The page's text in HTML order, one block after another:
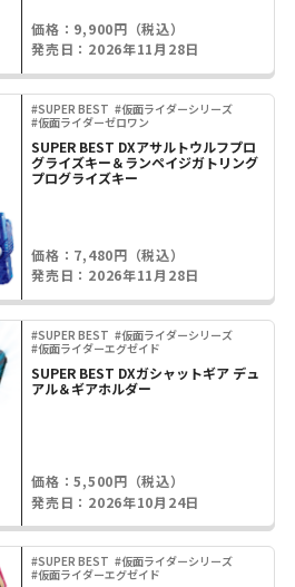
価格：9,900円（税込）
発売日：2026年11月28日
#SUPER BEST #仮面ライダーシリーズ
#仮面ライダーゼロワン
SUPER BEST DXアサルトウルフプロ
グライズキー＆ランペイジガトリング
プログライズキー
価格：7,480円（税込）
発売日：2026年11月28日
#SUPER BEST #仮面ライダーシリーズ
#仮面ライダーエグゼイド
SUPER BEST DXガシャットギア デュ
アル＆ギアホルダー
価格：5,500円（税込）
発売日：2026年10月24日
#SUPER BEST #仮面ライダーシリーズ
#仮面ライダーエグゼイド